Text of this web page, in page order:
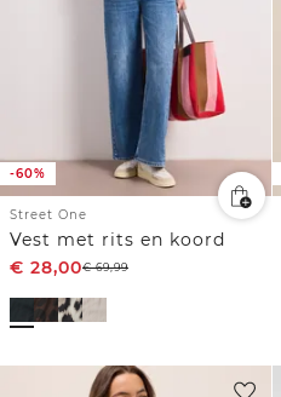
-60%
Street One
Vest met rits en koord
€ 28,00€69,99